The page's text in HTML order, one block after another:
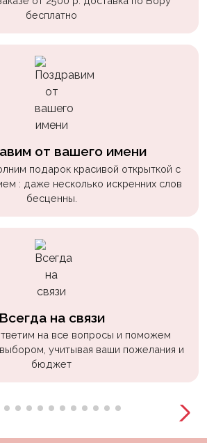
бесплатно
от вашего имени
подарок красивой открыткой с
: даже несколько искренних слов
бесценны.
Всегда на связи
на все вопросы и поможем
учитывая ваши пожелания и
бюджет